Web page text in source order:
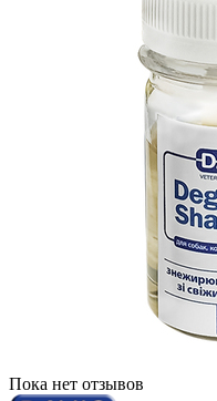
Пока нет отзывов